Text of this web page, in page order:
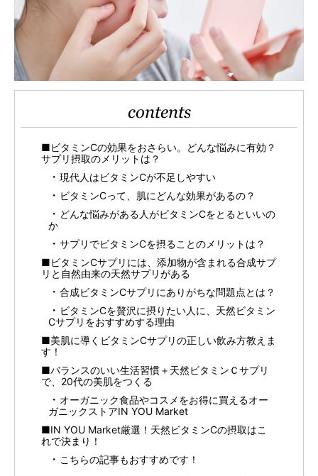
contents
■ビタミンCの効果をおさらい。どんな悩みに有効？
サプリ摂取のメリットは？
現代人はビタミンCが不足しやすい
ビタミンCって、肌にどんな効果があるの？
どんな悩みがある人がビタミンCをとるといいの
か
サプリでビタミンCを摂ることのメリットは？
■ビタミンCサプリには、添加物が含まれる合成サプ
リと自然由来の天然サプリがある
合成ビタミンCサプリにありがちな問題点とは？
ビタミンCを贅沢に摂りたい人に、天然ビタミン
Cサプリをおすすめする理由
■美肌に導くビタミンCサプリの正しい飲み方教えま
す！
■バランスのいい生活習慣＋天然ビタミンＣサプリ
で、20代の美肌をつくる
オーガニック食品やコスメをお得に買えるオー
ガニックストアIN YOU Market
■IN YOU Market厳選！天然ビタミンCの摂取はこ
れで決まり！
こちらの記事もおすすめです！